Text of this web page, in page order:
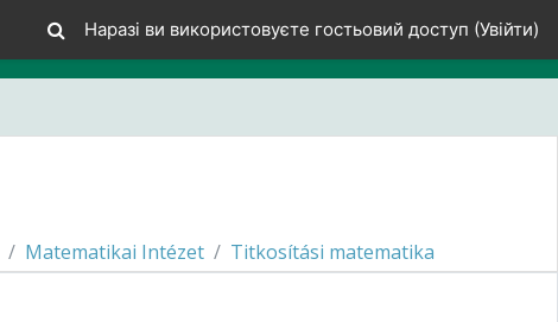
Наразі ви використовуєте гостьовий доступ (Увійти)
Matematikai Intézet Titkosítási matematika